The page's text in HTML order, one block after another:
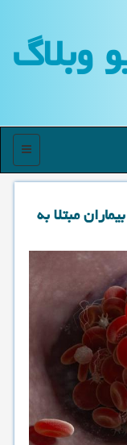
وبلاگ
منو
مبتلا به